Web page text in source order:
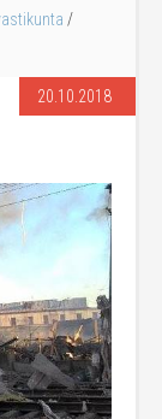
/
20.10.2018